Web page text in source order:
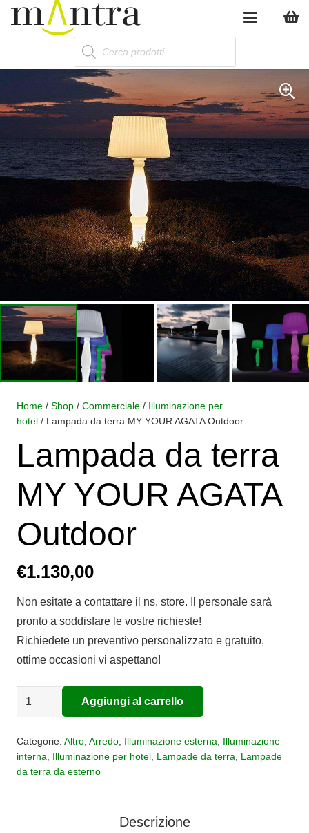
Products
search
Home / Shop / Commerciale / Illuminazione per
hotel / Lampada da terra MY YOUR AGATA Outdoor
Lampada da terra
MY YOUR AGATA
Outdoor
€1.130,00
Non esitate a contattare il ns. store. Il personale sarà
pronto a soddisfare le vostre richieste!
Richiedete un preventivo personalizzato e gratuito,
ottime occasioni vi aspettano!
Lampada
MY
YOUR
Aggiungi al carrello
Categorie: Altro, Arredo, Illuminazione esterna, Illuminazione
interna, Illuminazione per hotel, Lampade da terra, Lampade
da terra da esterno
Descrizione